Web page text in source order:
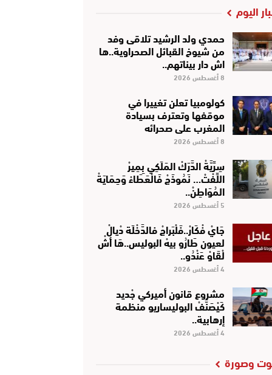
اليوم
حمدي ولد الرشيد تلاقى وفد
من شيوخ القبائل الصحراوية..ها
اش دار بيناتهم..
8 أغسطس 2026
كولومبيا تعلن تغييرا في
موقفها وتعترف بسيادة
المغرب على صحرائه
8 أغسطس 2026
سِرِّيَّةْ الدَّرَكْ المَلَكِي بِمِيرْ
اللِّفْتْ… نَمُوذَجْ فَالْعَطَاءْ وَحِمَايَةْ
المُوَاطِنْ..
5 أغسطس 2026
جَايْ فْكَارْ..فَلْبَراجْ فالدَّخْلَة دْيالْ
لعيون طَارُو بيهْ البوليس..هَا أشْ
لْقَاوْ عَنْدُو..
4 أغسطس 2026
مشروع قانون أميركي جْديد
كَيْصَنَّفْ البوليساريو منظمة
إرهابية..
4 أغسطس 2026
وصورة